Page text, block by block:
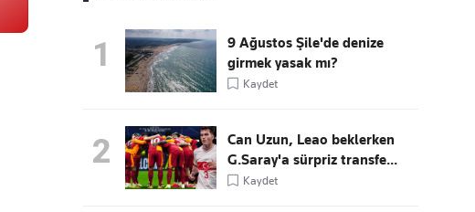
1
9 Ağustos Şile'de denize
girmek yasak mı?
Kaydet
2
Can Uzun, Leao beklerken
G.Saray'a sürpriz transfe...
Kaydet